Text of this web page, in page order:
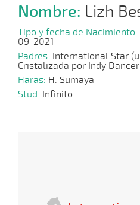
Nombre: Lizh
Tipo y fecha de Nacimiento:
09-2021
Padres: International Star
Cristalizada por Indy Dancer
Haras: H. Sumaya
Stud: Infinito